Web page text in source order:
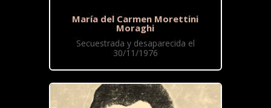
María del Carmen Morettini
Moraghi
Secuestrada y desaparecida el
30/11/1976